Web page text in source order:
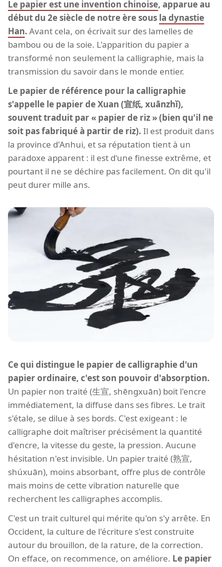
Le papier est une invention chinoise, apparue au
début du 2e siècle de notre ère sous la dynastie
Han. Avant cela, on écrivait sur des lamelles de
bambou ou de la soie. L'apparition du papier a
transformé non seulement la calligraphie, mais la
transmission du savoir dans le monde entier.
Le papier de référence pour la calligraphie
s'appelle le papier de Xuan (宣纸, xuānzhǐ),
souvent traduit par « papier de riz » (bien qu'il ne
soit pas fabriqué à partir de riz). Il est produit dans
la province d'Anhui, et sa réputation tient à un
paradoxe apparent : il est d'une finesse extrême, et
pourtant il ne se déchire pas facilement. On dit qu'il
peut durer mille ans.
Ce qui distingue le papier de calligraphie d'un
papier ordinaire, c'est son pouvoir d'absorption.
Un papier non traité (生宣, shēngxuān) boit l'encre
immédiatement, la diffuse dans ses fibres. Le trait
s'étale, se dilue à ses bords. C'est exigeant : le
calligraphe doit maîtriser précisément la quantité
d'encre, la vitesse du geste, la pression. Aucune
hésitation n'est invisible. Un papier traité (熟宣,
shúxuān), moins absorbant, offre plus de contrôle
mais moins de cette vibration naturelle que
recherchent les calligraphes accomplis.
C'est un trait culturel qui mérite qu'on s'y arrête. En
Occident, la culture de l'écriture s'est construite
autour du brouillon, de la rature, de la correction.
On efface, on recommence, on améliore. Le papier